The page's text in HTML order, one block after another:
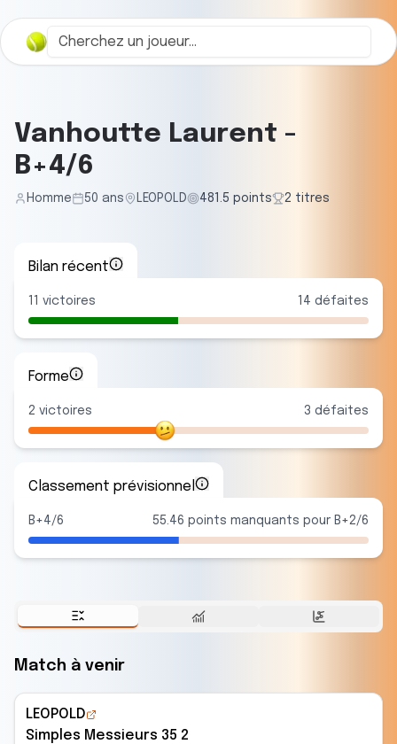
Vanhoutte Laurent -
B+4/6
Homme 50 ans LEOPOLD 481.5 points 2 titres
Bilan récent
victoires 14 défaites
Forme
2 victoires 3 défaites
Classement prévisionnel
B+4/6 55.46 points manquants pour B+2/6
Match à venir
LEOPOLD
Simples Messieurs 35 2